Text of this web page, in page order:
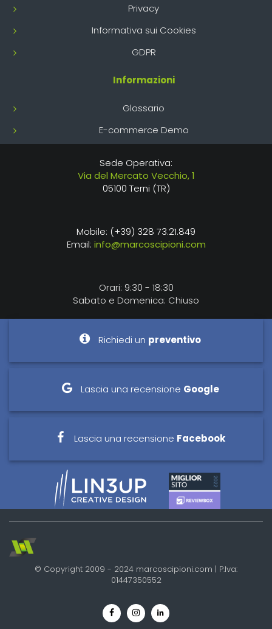
Privacy
Informativa sui Cookies
GDPR
Informazioni
Glossario
E-commerce Demo
Sede Operativa:
Via del Mercato Vecchio, 1
05100 Terni (TR)
Mobile: (+39) 328 73.21.849
Email: info@marcoscipioni.com
Orari: 9:30 - 18:30
Sabato e Domenica: Chiuso
Richiedi un preventivo
Lascia una recensione Google
Lascia una recensione Facebook
© Copyright 2009 - 2024 marcoscipioni.com | P.Iva:
01447350552